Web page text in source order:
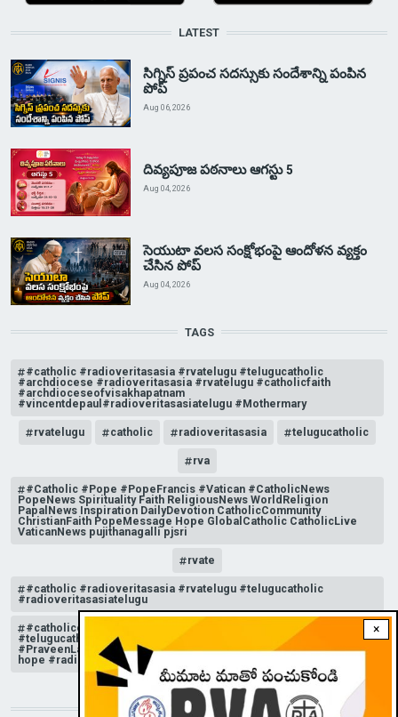
×
LATEST
సిగ్నిస్ ప్రపంచ సదస్సుకు సందేశాన్ని పంపిన
పోప్
Aug 06, 2026
దివ్యపూజ పఠనాలు ఆగస్టు 5
Aug 04, 2026
సెయుటా వలస సంక్షోభంపై ఆందోళన వ్యక్తం
చేసిన పోప్
Aug 04, 2026
TAGS
#catholic #radioveritasasia #rvatelugu #telugucatholic
#archdiocese #radioveritasasia #rvatelugu #catholicfaith
#archdioceseofvisakhapatnam
#vincentdepaul#radioveritasasiatelugu #Mothermary
rvatelugu catholic radioveritasasia telugucatholic
rva
#Catholic #Pope #PopeFrancis #Vatican #CatholicNews
PopeNews Spirituality Faith ReligiousNews WorldReligion
PapalNews Inspiration DailyDevotion CatholicCommunity
ChristianFaith PopeMessage Hope GlobalCatholic CatholicLive
VaticanNews pujithanagalli pjsri
rvate
#catholic #radioveritasasia #rvatelugu #telugucatholic
#radioveritasasiatelugu
#catholicchurchnews #catholictelugu #telugucatholic
#telugucatholicchurch #radioveritasasia #rvatelugu
#PraveenLakkisetti #reflection #advent #christmas #messageof
hope #radioveritas #rvatelugu #viral #insta
STAY CONNECTED WITH US!